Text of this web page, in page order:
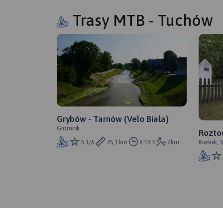
Trasy MTB - Tuchów
Grybów - Tarnów (Velo Biała)
Gromnik
5.1/6
75,1 km 6:13 h 2km
Kraśnik,